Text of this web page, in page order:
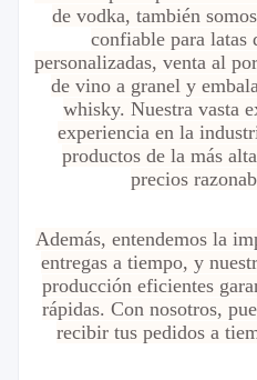
de vodka, también
confiable para latas
personalizadas, venta al
de vino a granel y
whisky. Nuestra vasta
experiencia en la
productos de la más
precios
Además, entendemos la
entregas a tiempo, y
producción eficientes
rápidas. Con nosotros,
recibir tus pedidos a